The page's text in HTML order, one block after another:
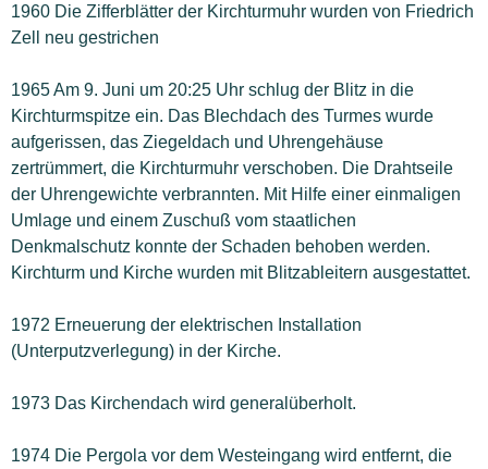
1960 Die Zifferblätter der Kirchturmuhr wurden von Friedrich
Zell neu gestrichen
1965 Am 9. Juni um 20:25 Uhr schlug der Blitz in die
Kirchturmspitze ein. Das Blechdach des Turmes wurde
aufgerissen, das Ziegeldach und Uhrengehäuse
zertrümmert, die Kirchturmuhr verschoben. Die Drahtseile
der Uhrengewichte verbrannten. Mit Hilfe einer einmaligen
Umlage und einem Zuschuß vom staatlichen
Denkmalschutz konnte der Schaden behoben werden.
Kirchturm und Kirche wurden mit Blitzableitern ausgestattet.
1972 Erneuerung der elektrischen Installation
(Unterputzverlegung) in der Kirche.
1973 Das Kirchendach wird generalüberholt.
1974 Die Pergola vor dem Westeingang wird entfernt, die